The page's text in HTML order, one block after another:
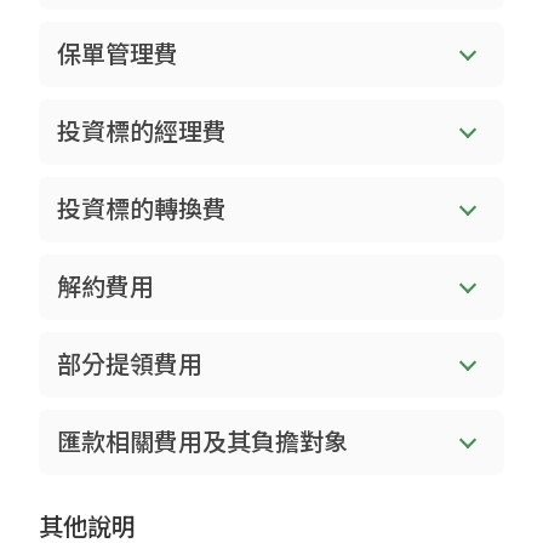
保單管理費
投資標的經理費
投資標的轉換費
解約費用
部分提領費用
匯款相關費用及其負擔對象
其他說明